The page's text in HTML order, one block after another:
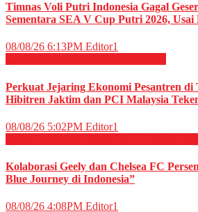
Timnas Voli Putri Indonesia Gagal
Sementara SEA V Cup Putri 2026,
08/08/26 6:13PM Editor1
Perkuat Jejaring Ekonomi Pesantren
Hibitren Jaktim dan PCI Malaysia
08/08/26 5:02PM Editor1
Kolaborasi Geely dan Chelsea FC
Blue Journey di Indonesia”
08/08/26 4:08PM Editor1